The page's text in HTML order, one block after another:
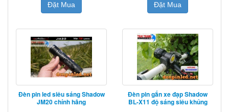
Đặt Mua Đặt Mua
Đèn pin led siêu sáng Shadow
JM20 chính hãng
Đèn pin gắn xe đạp Shadow
BL-X11 độ sáng siêu khủng